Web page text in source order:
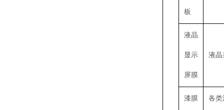
板
液晶
显示
屏膜
液晶
漆膜 各类